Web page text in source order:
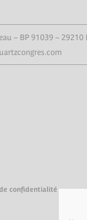
– BP 91039 – 29210
confidentialité